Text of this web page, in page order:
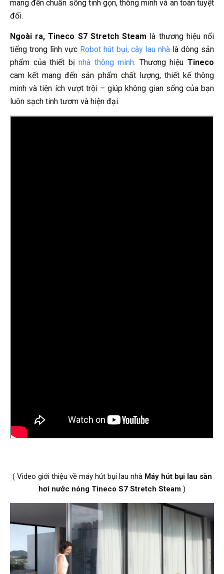
mang đến chuẩn sống tinh gọn, thông minh và an toàn tuyệt
đối.
Ngoài ra,Tineco S7 Stretch Steam là thương hiệu nổi
tiếng trong lĩnh vực Robot hút bụi, cây lau nhà là dòng sản
phẩm của thiết bịnhà thông minh. Thương hiệuTineco
cam kết mang đến sản phẩm chất lượng, thiết kế thông
minh và tiện ích vượt trội – giúp không gian sống của bạn
luôn sạch tinh tươm và hiện đại.
( Video giới thiệu về máy hút bụi lau nhà Máy hút bụi lau sàn
hơi nước nóng Tineco S7 Stretch Steam )